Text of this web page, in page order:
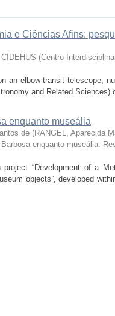
e Ciências Afins:
CIDEHUS (Centro
an elbow transit telescope,
and Related
enquanto museália
de (RANGEL, Aparecida
enquanto museália.
“Development of a
objects”, developed